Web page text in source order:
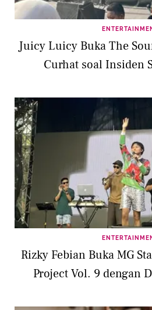
Juicy Luicy Buka The
Curhat soal Insiden
Rizky Febian Buka MG
Project Vol. 9 dengan